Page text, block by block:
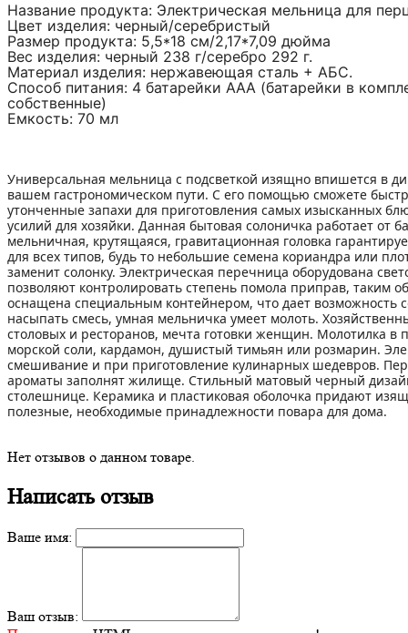
Название продукта: Электрическая мельница для
Цвет изделия: черный/серебристый
Размер продукта: 5,5*18 см/2,17*7,09 дюйма
Вес изделия: черный 238 г/серебро 292 г.
Материал изделия: нержавеющая сталь + АБС.
Способ питания: 4 батарейки ААА (батарейки в
собственные)
Емкость: 70 мл
Универсальная мельница с подсветкой изящно впишется в
вашем гастрономическом пути. С его помощью сможете
утонченные запахи для приготовления самых изысканных
усилий для хозяйки. Данная бытовая солоничка работает от
мельничная, крутящаяся, гравитационная головка
для всех типов, будь то небольшие семена кориандра или
заменит солонку. Электрическая перечница оборудована
позволяют контролировать степень помола приправ, таким
оснащена специальным контейнером, что дает возможность
насыпать смесь, умная мельничка умеет молоть.
столовых и ресторанов, мечта готовки женщин. Молотилка в
морской соли, кардамон, душистый тимьян или розмарин.
смешивание и при приготовление кулинарных шедевров.
ароматы заполнят жилище. Стильный матовый черный
столешнице. Керамика и пластиковая оболочка придают
полезные, необходимые принадлежности повара для дома.
Нет отзывов о данном товаре.
Написать отзыв
Ваше имя:
Ваш отзыв: